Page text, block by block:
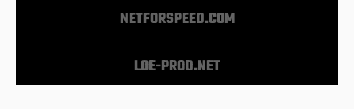
NETFORSPEED.COM
LOE-PROD.NET